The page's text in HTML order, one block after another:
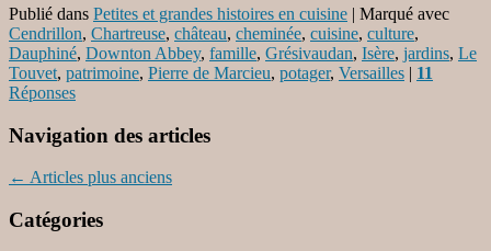
Publié dans Petites et grandes histoires en cuisine | Marqué avec
Cendrillon, Chartreuse, château, cheminée, cuisine, culture,
Dauphiné, Downton Abbey, famille, Grésivaudan, Isère, jardins, Le
Touvet, patrimoine, Pierre de Marcieu, potager, Versailles | 11
Réponses
Navigation des articles
← Articles plus anciens
Catégories